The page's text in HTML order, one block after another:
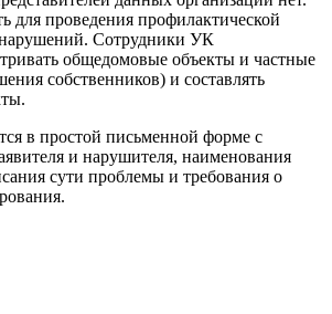
для проведения профилактической
Сотрудники УК
общедомовые объекты и частные
собственников) и составлять
в простой письменной форме с
и нарушителя, наименования
сути проблемы и требования о